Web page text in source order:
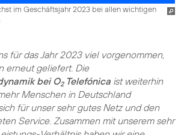
im Geschäftsjahr 2023 bei allen wichtigen
für das Jahr 2023 viel vorgenommen,
erneut geliefert. Die
bei O2Telefónicaist weiterhin
Menschen in Deutschland
für unser sehr gutes Netz und den
Service. Zusammen mit unserem sehr